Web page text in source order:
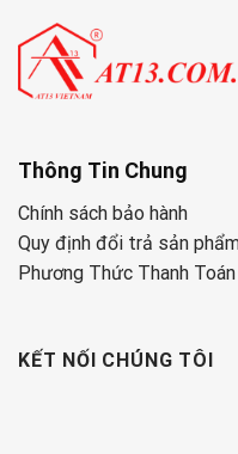
Thông Tin Chung
Chính sách bảo hành
Quy định đổi trả sản
Phương Thức Thanh Toán
KẾT NỐI CHÚNG TÔI